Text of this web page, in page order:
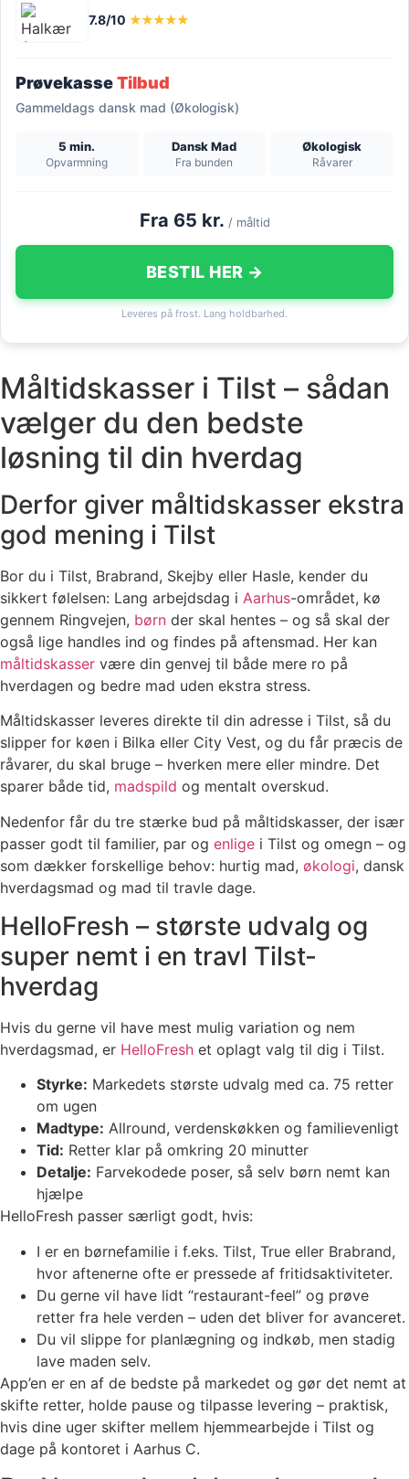
7.8/10 ★★★★★
PrøvekasseTilbud
Gammeldags dansk mad (Økologisk)
5 min.
Opvarmning
Dansk Mad
Fra bunden
Økologisk
Råvarer
Fra 65 kr. / måltid
BESTIL HER →
Leveres på frost. Lang holdbarhed.
Måltidskasser i Tilst – sådan
vælger du den bedste
løsning til din hverdag
Derfor giver måltidskasser ekstra
god mening i Tilst
Bor du i Tilst, Brabrand, Skejby eller Hasle, kender du
sikkert følelsen: Lang arbejdsdag i Aarhus-området, kø
gennem Ringvejen, børn der skal hentes – og så skal der
også lige handles ind og findes på aftensmad. Her kan
måltidskasser være din genvej til både mere ro på
hverdagen og bedre mad uden ekstra stress.
Måltidskasser leveres direkte til din adresse i Tilst, så du
slipper for køen i Bilka eller City Vest, og du får præcis de
råvarer, du skal bruge – hverken mere eller mindre. Det
sparer både tid, madspild og mentalt overskud.
Nedenfor får du tre stærke bud på måltidskasser, der især
passer godt til familier, par og enlige i Tilst og omegn – og
som dækker forskellige behov: hurtig mad, økologi, dansk
hverdagsmad og mad til travle dage.
HelloFresh – største udvalg og
super nemt i en travl Tilst-
hverdag
Hvis du gerne vil have mest mulig variation og nem
hverdagsmad, er HelloFresh et oplagt valg til dig i Tilst.
Styrke: Markedets største udvalg med ca. 75 retter
om ugen
Madtype: Allround, verdenskøkken og familievenligt
Tid: Retter klar på omkring 20 minutter
Detalje: Farvekodede poser, så selv børn nemt kan
hjælpe
HelloFresh passer særligt godt, hvis:
I er en børnefamilie i f.eks. Tilst, True eller Brabrand,
hvor aftenerne ofte er pressede af fritidsaktiviteter.
Du gerne vil have lidt “restaurant-feel” og prøve
retter fra hele verden – uden det bliver for avanceret.
Du vil slippe for planlægning og indkøb, men stadig
lave maden selv.
App’en er en af de bedste på markedet og gør det nemt at
skifte retter, holde pause og tilpasse levering – praktisk,
hvis dine uger skifter mellem hjemmearbejde i Tilst og
dage på kontoret i Aarhus C.